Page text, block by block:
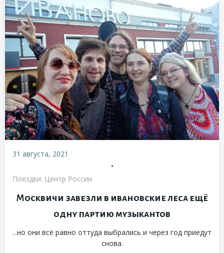
31 августа, 2021
•
Поездки: Центр России
Москвичи завезли в ивановские леса ещё
одну партию музыкантов
...но они всё равно оттуда выбрались и через год приедут
снова.